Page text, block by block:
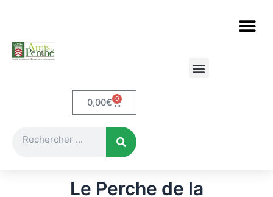
0,00€ 0 Panier
Le Perche de la